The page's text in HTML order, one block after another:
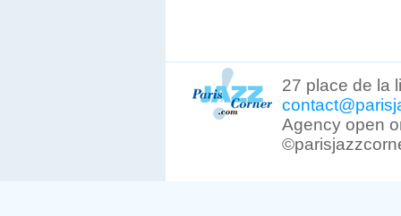
27 place de la
Agency open